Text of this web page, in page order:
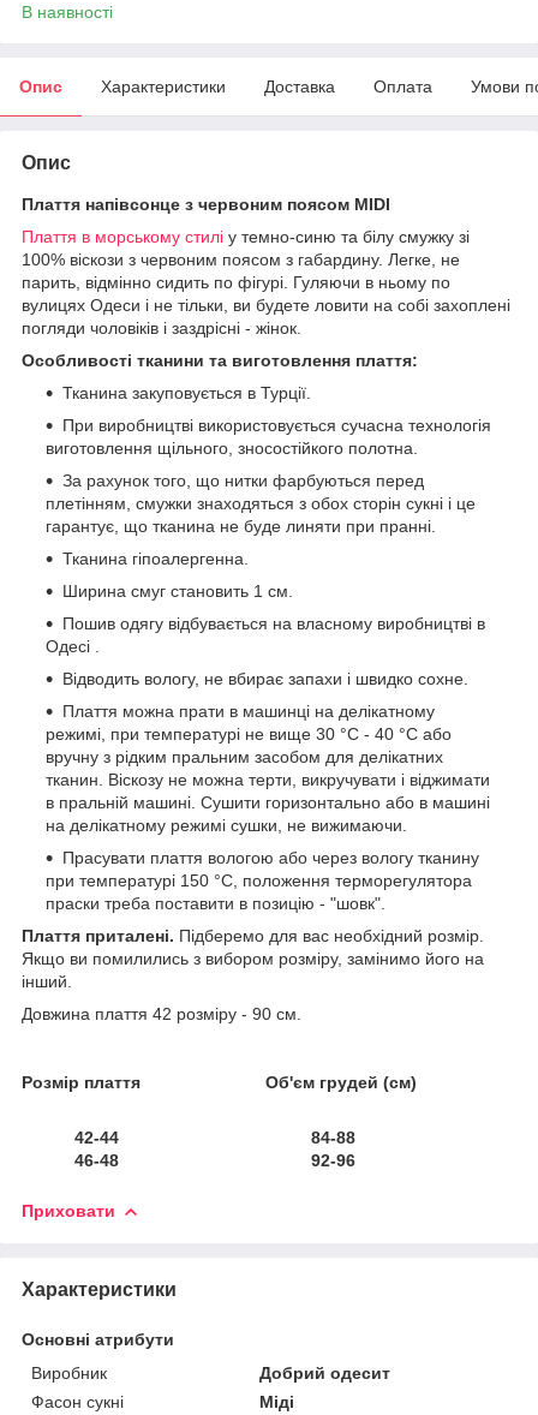
В наявності
Опис Характеристики Доставка Оплата Умови
Опис
Плаття напівсонце з червоним поясом MIDI
Плаття в морському стилі у темно-синю та білу смужку зі
100% віскози з червоним поясом з габардину. Легке, не
парить, відмінно сидить по фігурі. Гуляючи в ньому по
вулицях Одеси і не тільки, ви будете ловити на собі захоплені
погляди чоловіків і заздрісні - жінок.
Особливості тканини та виготовлення плаття:
Тканина закуповується в Турції.
При виробництві використовується сучасна технологія
виготовлення щільного, зносостійкого полотна.
За рахунок того, що нитки фарбуються перед
плетінням, смужки знаходяться з обох сторін сукні і це
гарантує, що тканина не буде линяти при пранні.
Тканина гіпоалергенна.
Ширина смуг становить 1 см.
Пошив одягу відбувається на власному виробництві в
Одесі .
Відводить вологу, не вбирає запахи і швидко сохне.
Плаття можна прати в машинці на делікатному
режимі, при температурі не вище 30 °C - 40 °C або
вручну з рідким пральним засобом для делікатних
тканин. Віскозу не можна терти, викручувати і віджимати
в пральній машині. Сушити горизонтально або в машині
на делікатному режимі сушки, не вижимаючи.
Прасувати плаття вологою або через вологу тканину
при температурі 150 °C, положення терморегулятора
праски треба поставити в позицію - "шовк".
Плаття приталені. Підберемо для вас необхідний розмір.
Якщо ви помилились з вибором розміру, замінимо його на
інший.
Довжина плаття 42 розміру - 90 см.
Розмір плаття Об'єм грудей (см)
42-44 84-88
46-48 92-96
Приховати
Характеристики
Основні атрибути
Виробник
Добрий одесит
Фасон сукні
Міді